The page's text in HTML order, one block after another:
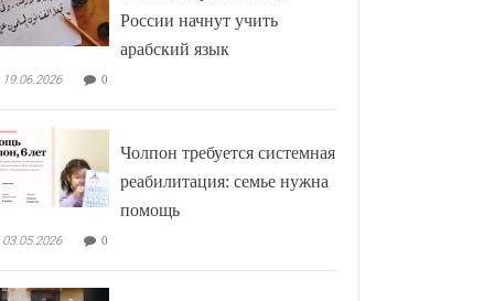
России начнут учить
арабский язык
19.06.2026 0
Чолпон требуется системная
реабилитация: семье нужна
помощь
03.05.2026 0